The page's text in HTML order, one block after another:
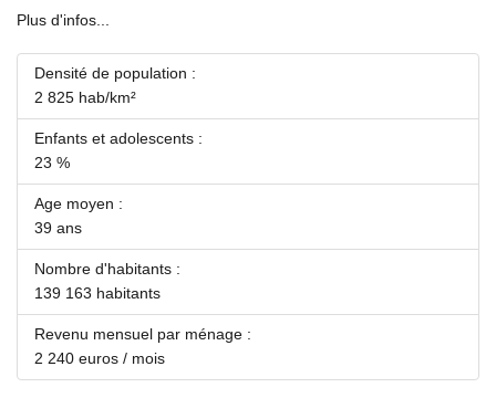
Plus d'infos...
Densité de population :
2 825 hab/km²
Enfants et adolescents :
23 %
Age moyen :
39 ans
Nombre d'habitants :
139 163 habitants
Revenu mensuel par ménage :
2 240 euros / mois